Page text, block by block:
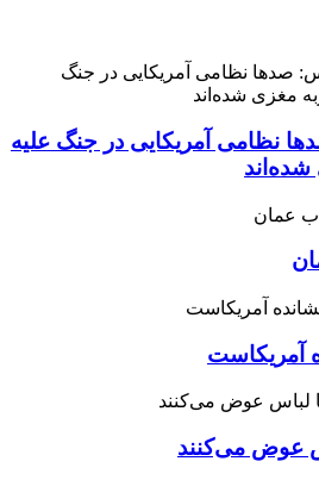
نظامی آمریکایی در جنگ علیه
شده‌اند
آمریکاست
عوض می‌کنند